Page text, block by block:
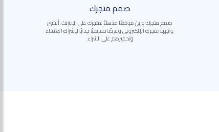
صمم متجرك
صمم متجرك وابن موقعًا مذهلاً لمتجرك على الإنترنت. أنشئ
واجهة متجرك الإلكتروني وعرضًا تقديميًا جذابًا لإشراك العملاء
وتحفيزهم على الشراء.